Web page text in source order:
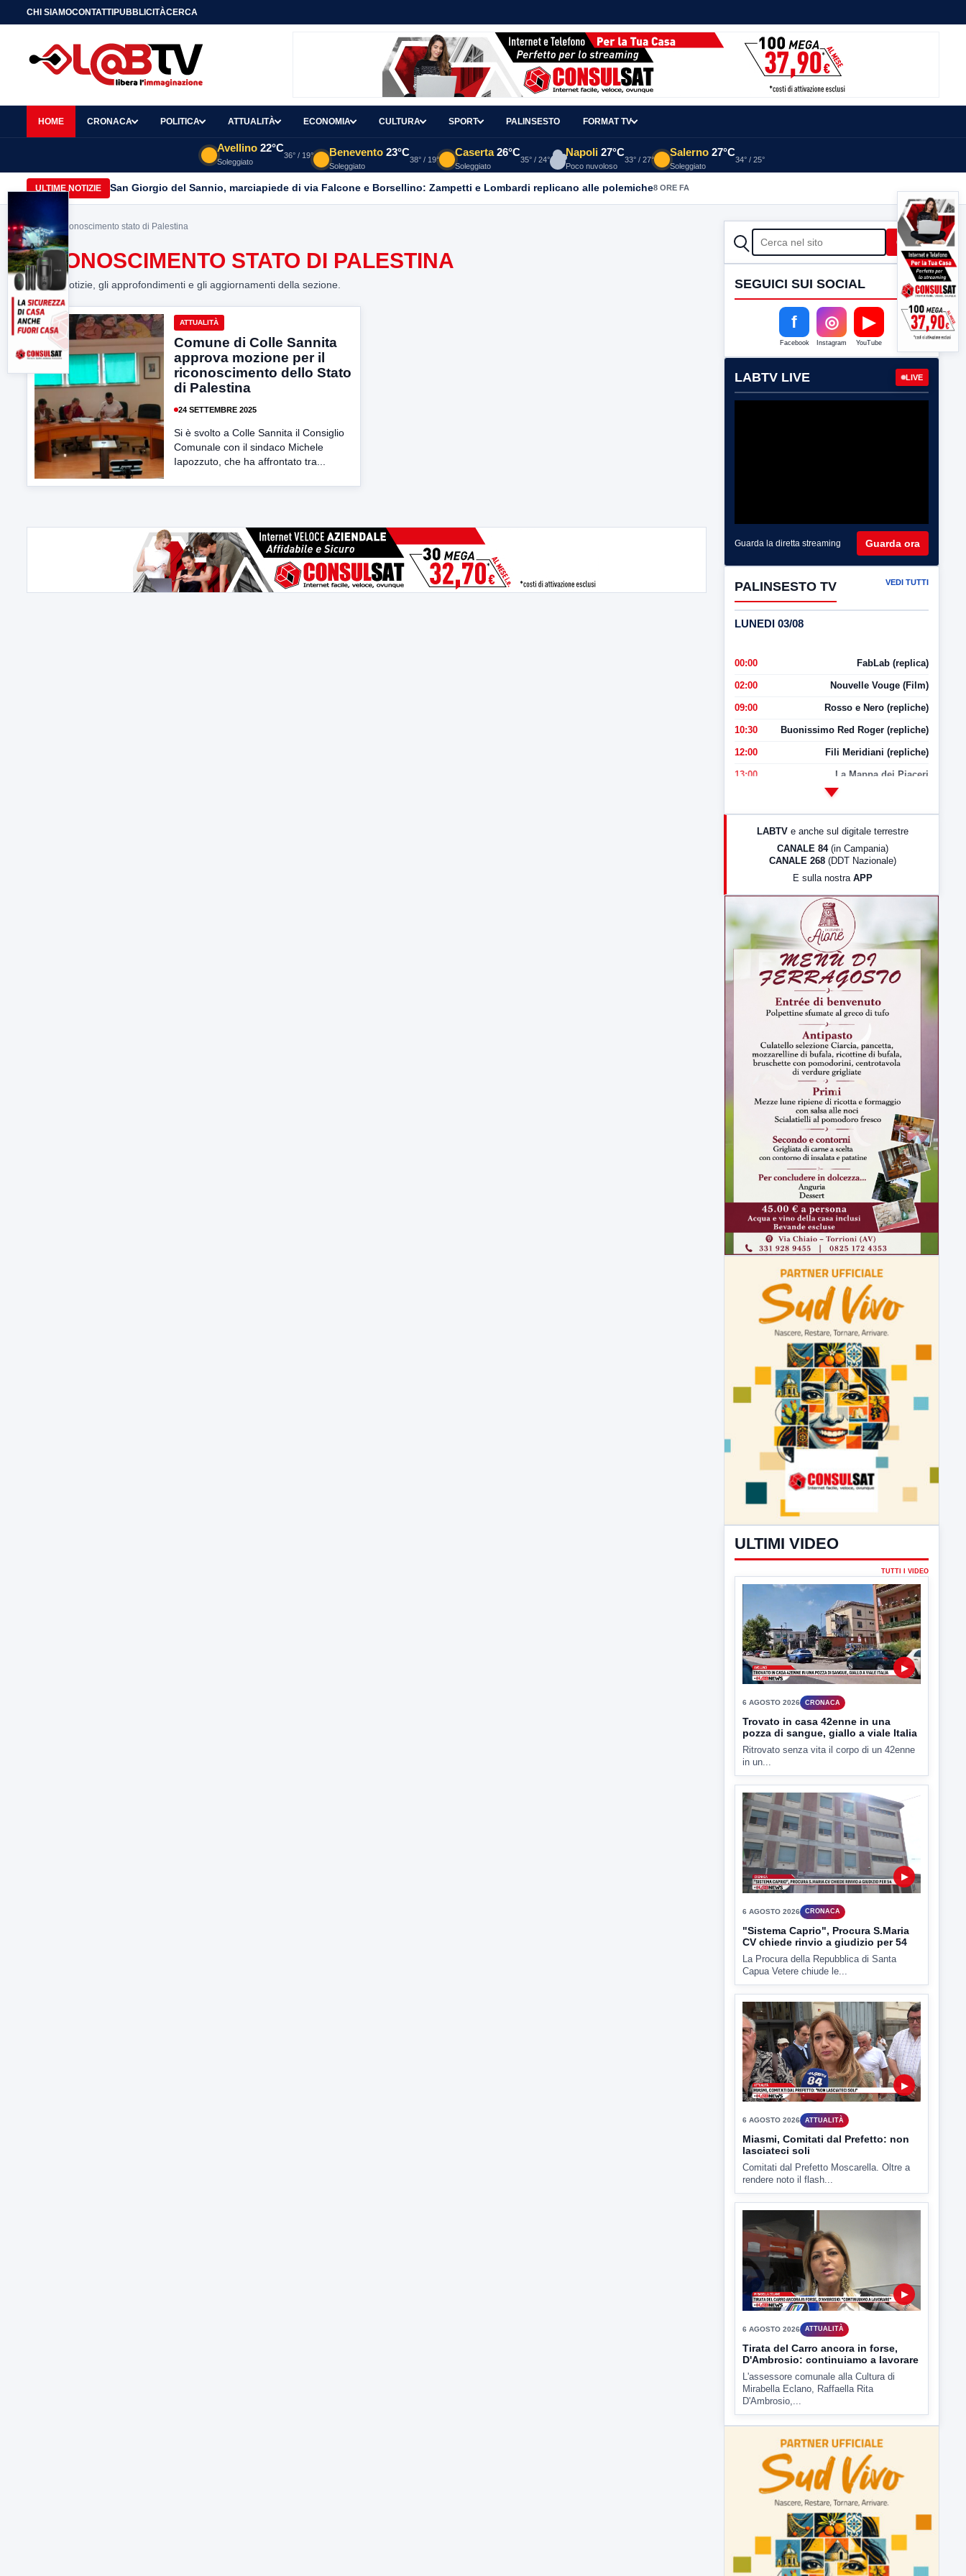
CHI SIAMOCONTATTIPUBBLICITÀCERCA
HOME CRONACA POLITICA ATTUALITÀ ECONOMIA CULTURA SPORT PALINSESTO FORMAT TV
Avellino 22°C
Soleggiato
36° / 19° Benevento 23°C
Soleggiato
38° / 19°
Caserta 26°C
Soleggiato
35° / 24°
Napoli 27°C
Poco nuvoloso
33° / 27°
Salerno 27°C
Soleggiato
34° / 25°
ULTIME NOTIZIE San Giorgio del Sannio, marciapiede di via Falcone e Borsellino: Zampetti e Lombardi replicano alle polemiche8 ORE FA
Home> riconoscimento stato di Palestina
RICONOSCIMENTO STATO DI PALESTINA
Tutte le notizie, gli approfondimenti e gli aggiornamenti della sezione.
ATTUALITÀ
Comune di Colle Sannita
approva mozione per il
riconoscimento dello Stato
di Palestina
24 SETTEMBRE 2025
Si è svolto a Colle Sannita il Consiglio
Comunale con il sindaco Michele
Iapozzuto, che ha affrontato tra...
CERCA Cerca
SEGUICI SUI SOCIAL
f
Facebook
◎
Instagram
▶
YouTube
LABTV LIVE LIVE
Guarda la diretta streaming Guarda ora
PALINSESTO TV VEDI TUTTI
LUNEDI 03/08
00:00 FabLab (replica)
02:00 Nouvelle Vouge (Film)
09:00 Rosso e Nero (repliche)
10:30 Buonissimo Red Roger (repliche)
12:00 Fili Meridiani (repliche)
13:00 La Mappa dei Piaceri
LabNews (Diretta)
LabNews (replica)
LABTV e anche sul digitale terrestre
CANALE 84 (in Campania)
CANALE 268 (DDT Nazionale)
E sulla nostra APP
ULTIMI VIDEO
▶
6 AGOSTO 2026 CRONACA
Trovato in casa 42enne in una
pozza di sangue, giallo a viale Italia
Ritrovato senza vita il corpo di un 42enne
in un...
▶
6 AGOSTO 2026 CRONACA
"Sistema Caprio", Procura S.Maria
CV chiede rinvio a giudizio per 54
La Procura della Repubblica di Santa
Capua Vetere chiude le...
▶
6 AGOSTO 2026 ATTUALITÀ
Miasmi, Comitati dal Prefetto: non
lasciateci soli
Comitati dal Prefetto Moscarella. Oltre a
rendere noto il flash...
6 AGOSTO 2026 ATTUALITÀ
Tirata del Carro ancora in forse,
D'Ambrosio: continuiamo a lavorare
L'assessore comunale alla Cultura di
Mirabella Eclano, Raffaella Rita
D'Ambrosio,...